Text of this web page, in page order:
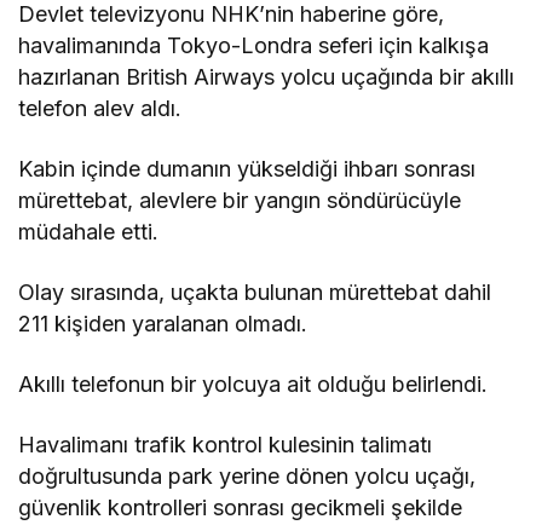
Devlet televizyonu NHK’nin haberine göre,
havalimanında Tokyo-Londra seferi için kalkışa
hazırlanan British Airways yolcu uçağında bir akıllı
telefon alev aldı.
Kabin içinde dumanın yükseldiği ihbarı sonrası
mürettebat, alevlere bir yangın söndürücüyle
müdahale etti.
Olay sırasında, uçakta bulunan mürettebat dahil
211 kişiden yaralanan olmadı.
Akıllı telefonun bir yolcuya ait olduğu belirlendi.
Havalimanı trafik kontrol kulesinin talimatı
doğrultusunda park yerine dönen yolcu uçağı,
güvenlik kontrolleri sonrası gecikmeli şekilde